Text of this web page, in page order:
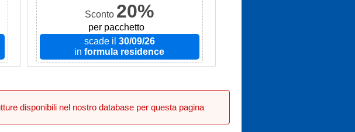
Sconto 20%
per pacchetto
scade il 30/09/26
informula residence
disponibili nel nostro database per questa pagina